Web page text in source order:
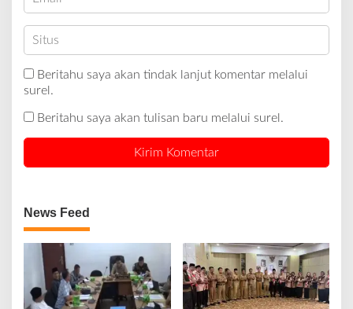
Beritahu saya akan tindak lanjut komentar melalui
surel.
Beritahu saya akan tulisan baru melalui surel.
News Feed